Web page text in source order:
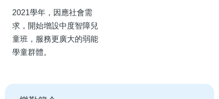
2021學年，因應社會需
求，開始增設中度智障兒
童班，服務更廣大的弱能
學童群體。
Main